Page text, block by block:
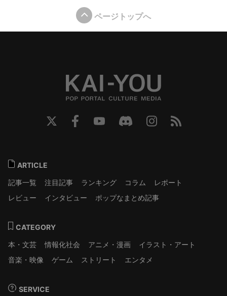
ページトップへ
ARTICLE
記事一覧
注目記事 ランキング コラム
レポート
レビュー
インタビュー ポップなまとめ記事
CATEGORY
本・文芸
情報化社会 アニメ・漫画
イラスト・アート
音楽・映像
ゲーム ストリート エンタメ
SERVICE